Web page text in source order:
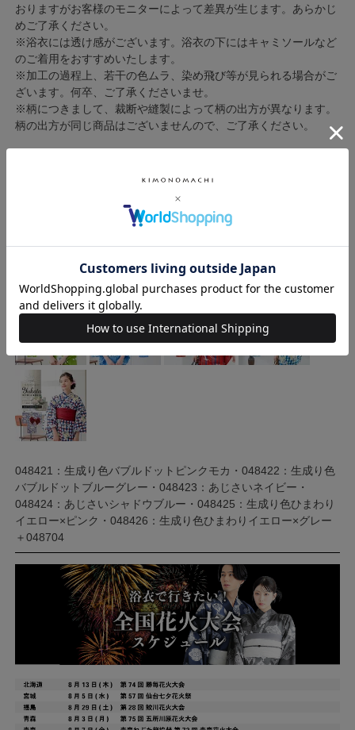
おりますがお客様のモニターによって差異が生じます。あらかじ
めご了承ください。
※浴衣には透け感がございます。浴衣の下にはキャミソールなど
のご着用をおすすめいたします。
※加工の過程上、若干の色ムラ、染め飛び等が見られる場合がご
ざいます。何卒、ご了承くださいませ。
※柄につきまして、裁断や縫製によって柄の出方が異なります。
柄の出方が同じ商品はございませんので、ご了承ください。
◇女の子浴衣セット他にも色々◇
048421：生成り色バブルドットピンクモカ・048422：生成り色
バブルドットブルーグレー・048423：あじさいネイビー・
048424：あじさいシャドウブルー・048425：生成り色ひまわり
イエロー×ピンク・048426：生成り色ひまわりイエロー×グレー
＋048704